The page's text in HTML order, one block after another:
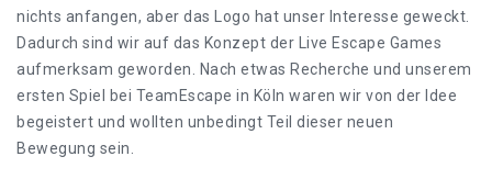
nichts anfangen, aber das Logo hat unser Interesse geweckt.
Dadurch sind wir auf das Konzept der Live Escape Games
aufmerksam geworden. Nach etwas Recherche und unserem
ersten Spiel bei TeamEscape in Köln waren wir von der Idee
begeistert und wollten unbedingt Teil dieser neuen
Bewegung sein.